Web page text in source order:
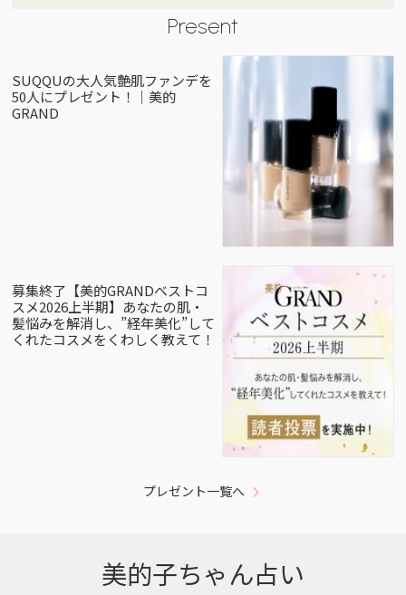
Present
SUQQUの大人気艶肌ファンデを
50人にプレゼント！｜美的
GRAND
募集終了【美的GRANDベストコ
スメ2026上半期】あなたの肌・
髪悩みを解消し、”経年美化”して
くれたコスメをくわしく教えて！
プレゼント一覧へ
美的子ちゃん占い